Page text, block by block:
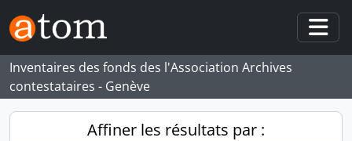
Skip to main content
Inventaires des fonds des l'Association Archives
contestataires - Genève
Affiner les résultats par :